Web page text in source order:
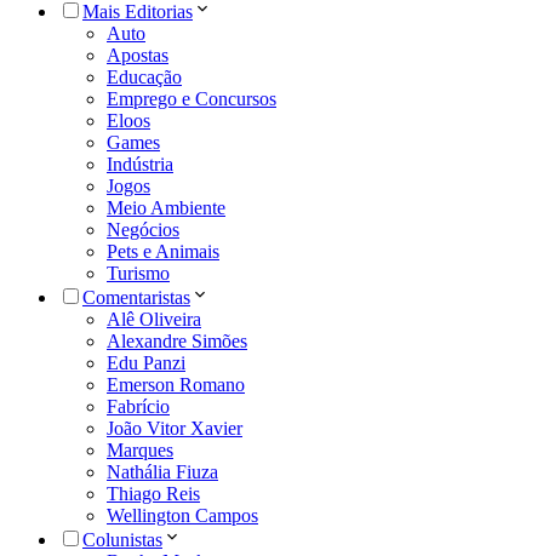
Mais Editorias
Auto
Apostas
Educação
Emprego e Concursos
Eloos
Games
Indústria
Jogos
Meio Ambiente
Negócios
Pets e Animais
Turismo
Comentaristas
Alê Oliveira
Alexandre Simões
Edu Panzi
Emerson Romano
Fabrício
João Vitor Xavier
Marques
Nathália Fiuza
Thiago Reis
Wellington Campos
Colunistas